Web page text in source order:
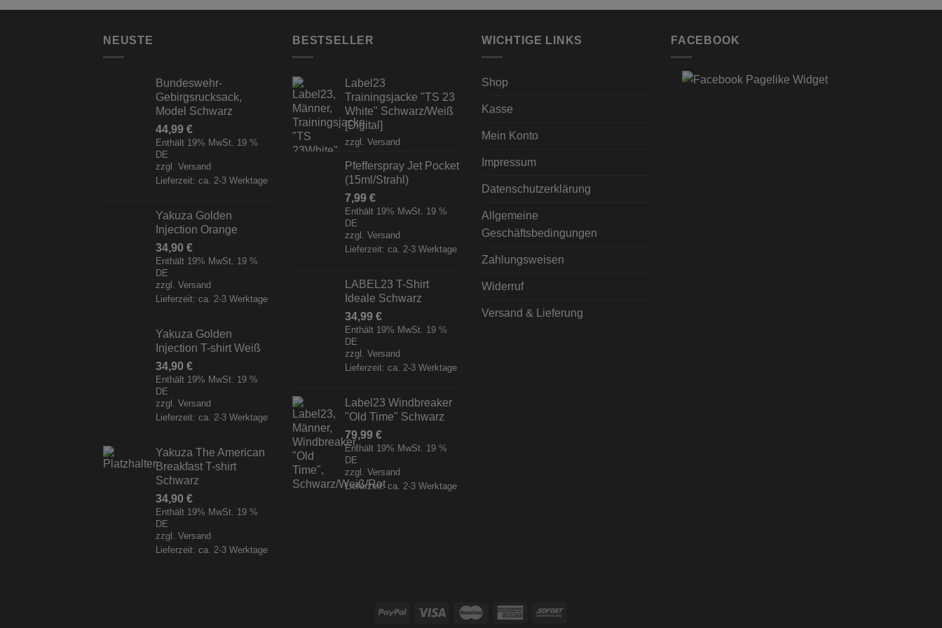
NEUSTE
Bundeswehr-
Gebirgsrucksack,
Model Schwarz
44,99 €
Enthält 19% MwSt. 19 %
DE
zzgl. Versand
Lieferzeit: ca. 2-3 Werktage
Yakuza Golden
Injection Orange
34,90 €
Enthält 19% MwSt. 19 %
DE
zzgl. Versand
Lieferzeit: ca. 2-3 Werktage
Yakuza Golden
Injection T-shirt Weiß
34,90 €
Enthält 19% MwSt. 19 %
DE
zzgl. Versand
Lieferzeit: ca. 2-3 Werktage
Yakuza The American
Breakfast T-shirt
Schwarz
34,90 €
Enthält 19% MwSt. 19 %
DE
zzgl. Versand
Lieferzeit: ca. 2-3 Werktage
BESTSELLER
Label23
Trainingsjacke "TS 23
White" Schwarz/Weiß
[Digital]
zzgl. Versand
Pfefferspray Jet Pocket
(15ml/Strahl)
7,99 €
Enthält 19% MwSt. 19 %
DE
zzgl. Versand
Lieferzeit: ca. 2-3 Werktage
LABEL23 T-Shirt
Ideale Schwarz
34,99 €
Enthält 19% MwSt. 19 %
DE
zzgl. Versand
Lieferzeit: ca. 2-3 Werktage
Label23 Windbreaker
"Old Time" Schwarz
79,99 €
Enthält 19% MwSt. 19 %
DE
zzgl. Versand
Lieferzeit: ca. 2-3 Werktage
WICHTIGE LINKS
Shop
Kasse
Mein Konto
Impressum
Datenschutzerklärung
Allgemeine
Geschäftsbedingungen
Zahlungsweisen
Widerruf
Versand & Lieferung
FACEBOOK